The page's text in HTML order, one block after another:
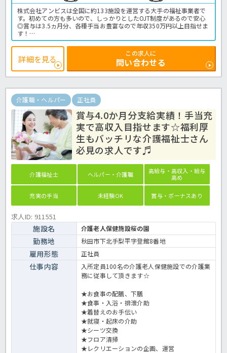
株式会社アンビスは全国に約133施設を運営する大手の福祉事業者で
す。初めての方も多いので、しっかりとしたOJT制度があるので安心
◎賞与は3.5ヵ月分、各種手当お豊富なので年収350万円以上目指せま
す！
年間休日115日とお休みもしっかりとれるのでプライベートの時間も
しっかり確保★看護師さんが24時間常駐しているのも安心！経験、資
格がある方でお給料アップ、医療提供の施設での介護に挑戦したい方
は、お早めにご相談ください！
有料老人ホームでの介護業務全般です。
＜介護職 正職員 有料老人ホームの求人＞
詳細を見る
この求人に
問い合わせる
介護職・ヘルパー 正社員
賞与4.0か月分支給実績！手当充
実で高収入目指せます☆福利厚
生もバッチリな介護福祉士さん
必見の求人です♬
介護福祉士 ヘルパー・介護職
高給与・高収入・給与
高め
充実の手当 未経験OK 賞与・ボーナスあり
求人ID: 911551
施設名 介護老人保健施設桜の園
勤務地 秋田市下北手梨平字登館8番地
雇用形態 正社員
仕事内容
入所定員100名の介護老人保健施設での介護業
務に従事して頂きます☆
★お食事の配膳、下膳
★食事・入浴・排泄介助
★着替えのお手伝い
★就寝・起床の介助
★シーツ交換
★フロア清掃
★レクリエーションの企画、運営